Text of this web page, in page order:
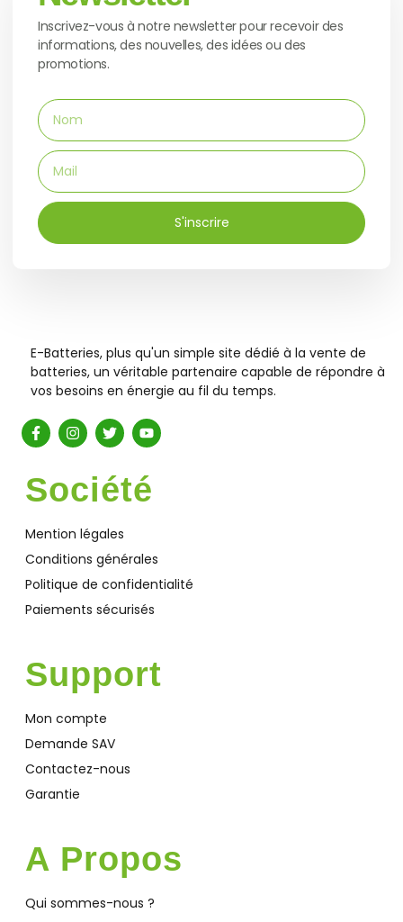
Inscrivez-vous à notre newsletter pour recevoir des
informations, des nouvelles, des idées ou des
promotions.
S'inscrire
E-Batteries, plus qu'un simple site dédié à la vente de
batteries, un véritable partenaire capable de répondre à
vos besoins en énergie au fil du temps.
Société
Mention légales
Conditions générales
Politique de confidentialité
Paiements sécurisés
Support
Mon compte
Demande SAV
Contactez-nous
Garantie
A Propos
Qui sommes-nous ?